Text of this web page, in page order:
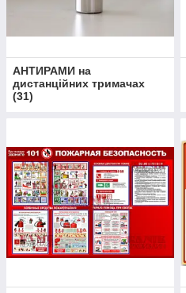
АНТИРАМИ на
дистанційних тримачах
(31)